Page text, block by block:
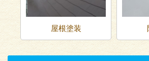
屋根塗装